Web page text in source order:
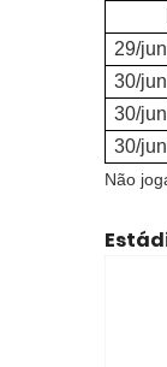
29/
30/
30/
30/
Não